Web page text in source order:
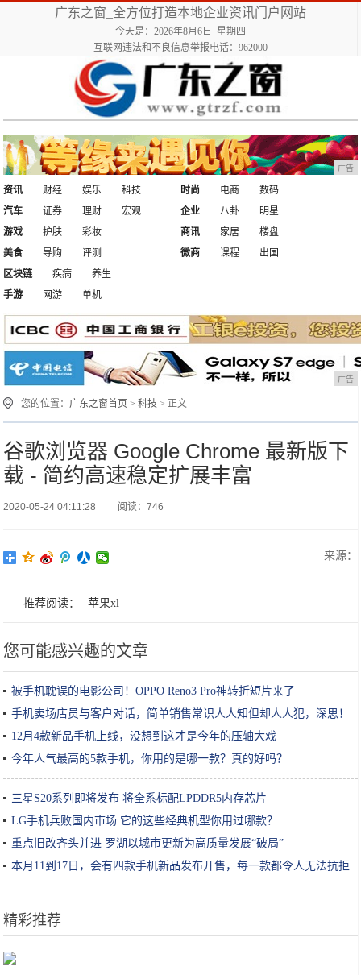
广东之窗_全方位打造本地企业资讯门户网站
今天是：2026年8月6日 星期四
互联网违法和不良信息举报电话：962000
广告
资讯 财经 娱乐
科技
汽车
证券 理财 宏观
时尚 电商
数码
企业
八卦
明星
游戏
护肤
彩妆
美食
导购 评测
商讯 家居
楼盘
微商
课程
出国
区块链
疾病
养生
手游
网游 单机
广告
您的位置： 广东之窗首页 >科技 > 正文
谷歌浏览器 Google Chrome 最新版下
载 - 简约高速稳定扩展丰富
2020-05-24 04:11:28 阅读：746
来源：
推荐阅读： 苹果xl
您可能感兴趣的文章
被手机耽误的电影公司！OPPO Reno3 Pro神转折短片来了
手机卖场店员与客户对话，简单销售常识人人知但却人人犯，深思！
12月4款新品手机上线，没想到这才是今年的压轴大戏
今年人气最高的5款手机，你用的是哪一款？真的好吗？
三星S20系列即将发布 将全系标配LPDDR5内存芯片
LG手机兵败国内市场 它的这些经典机型你用过哪款？
重点旧改齐头并进 罗湖以城市更新为高质量发展“破局”
本月11到17日，会有四款手机新品发布开售，每一款都令人无法抗拒
精彩推荐